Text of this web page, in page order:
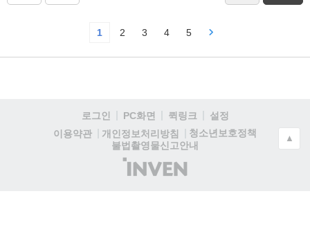
1 2 3 4 5
로그인 PC화면 퀵링크
설정
이용약관
개인정보처리방침
청소년보호정책
불법촬영물신고안내
(주)
인
▲